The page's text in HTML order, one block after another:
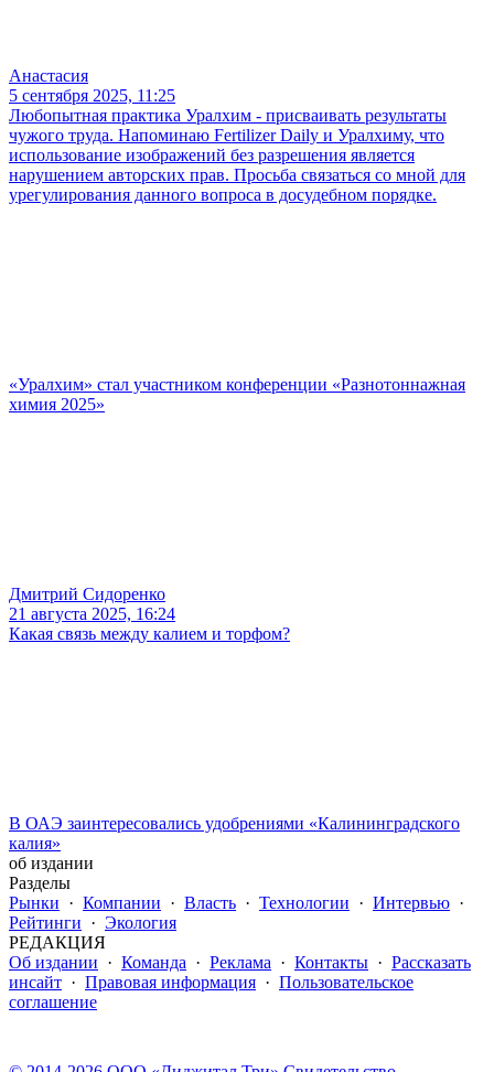
Анастасия
5 сентября 2025, 11:25
Любопытная практика Уралхим - присваивать результаты
чужого труда. Напоминаю Fertilizer Daily и Уралхиму, что
использование изображений без разрешения является
нарушением авторских прав. Просьба связаться со мной для
урегулирования данного вопроса в досудебном порядке.
«Уралхим» стал участником конференции «Разнотоннажная
химия 2025»
Дмитрий Сидоренко
21 августа 2025, 16:24
Какая связь между калием и торфом?
В ОАЭ заинтересовались удобрениями «Калининградского
калия»
об издании
Разделы
Рынки · Компании · Власть · Технологии · Интервью ·
Рейтинги · Экология
РЕДАКЦИЯ
Об издании · Команда · Реклама · Контакты · Рассказать
инсайт · Правовая информация · Пользовательское
соглашение